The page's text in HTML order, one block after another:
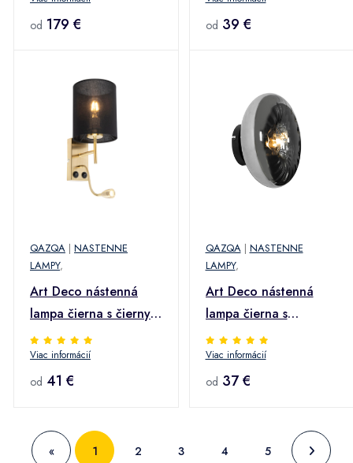
od 179 € od 39 €
QAZQA | NASTENNE
LAMPY,
Art Deco nástenná
lampa čierna s čiernym
bavlneným tienidlom -
Stacca
Viac informácií
od 41 €
QAZQA| NASTENNE
LAMPY,
Art Deco nástenná
lampa čierna s
dymovým sklom -
Ayesha
Viac informácií
od 37 €
« 1 2 3 4 5